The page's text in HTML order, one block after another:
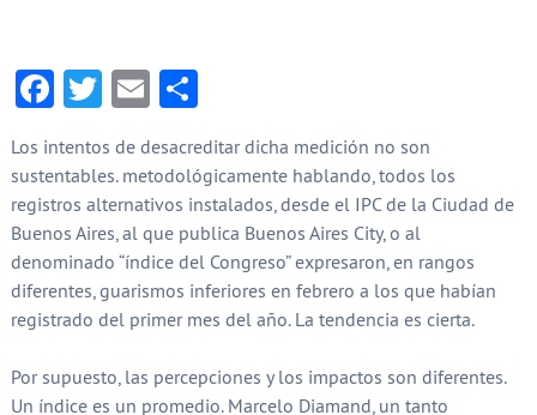
Facebook
Twitter
EmailCompartir
Los intentos de desacreditar dicha medición no son
sustentables. metodológicamente hablando, todos los
registros alternativos instalados, desde el IPC de la Ciudad de
Buenos Aires, al que publica Buenos Aires City, o al
denominado “índice del Congreso” expresaron, en rangos
diferentes, guarismos inferiores en febrero a los que habían
registrado del primer mes del año. La tendencia es cierta.
Por supuesto, las percepciones y los impactos son diferentes.
Un índice es un promedio. Marcelo Diamand, un tanto